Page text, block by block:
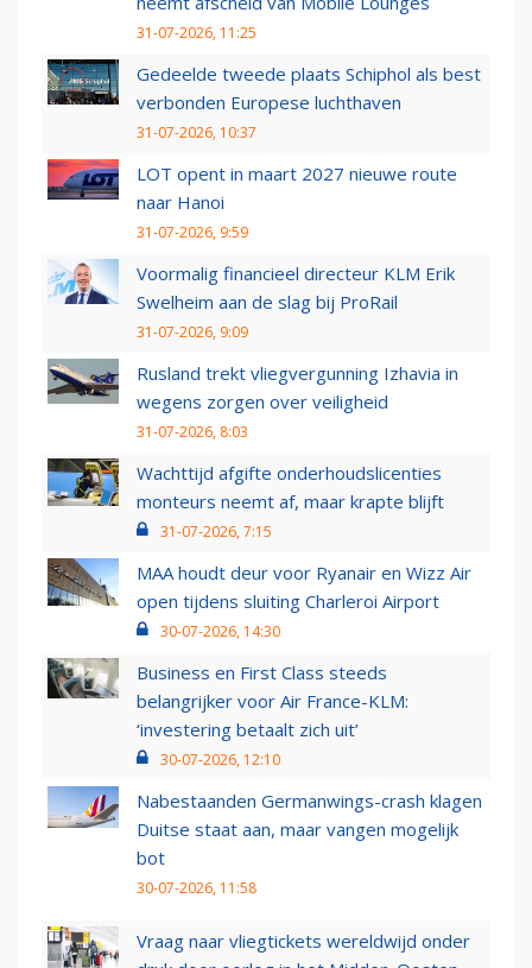
31-07-2026, 11:25
Gedeelde tweede plaats Schiphol als best
verbonden Europese luchthaven
31-07-2026, 10:37
LOT opent in maart 2027 nieuwe route
naar Hanoi
31-07-2026, 9:59
Voormalig financieel directeur KLM Erik
Swelheim aan de slag bij ProRail
31-07-2026, 9:09
Rusland trekt vliegvergunning Izhavia in
wegens zorgen over veiligheid
31-07-2026, 8:03
Wachttijd afgifte onderhoudslicenties
monteurs neemt af, maar krapte blijft
31-07-2026, 7:15
MAA houdt deur voor Ryanair en Wizz Air
open tijdens sluiting Charleroi Airport
30-07-2026, 14:30
Business en First Class steeds
belangrijker voor Air France-KLM:
‘investering betaalt zich uit’
30-07-2026, 12:10
Nabestaanden Germanwings-crash klagen
Duitse staat aan, maar vangen mogelijk
bot
30-07-2026, 11:58
Vraag naar vliegtickets wereldwijd onder